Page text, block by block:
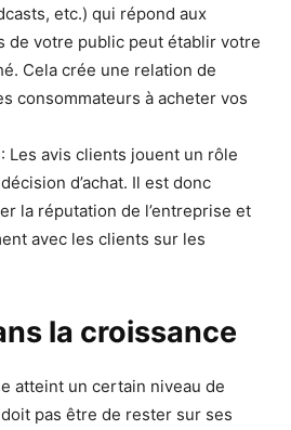
etc.) qui répond aux
de votre public peut établir votre
Cela crée une relation de
consommateurs à acheter vos
: Les avis clients jouent un rôle
d’achat. Il est donc
la réputation de l’entreprise et
avec les clients sur les
la croissance
atteint un certain niveau de
pas être de rester sur ses